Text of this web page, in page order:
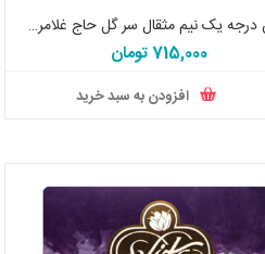
زعفران درجه یک نیم مثقال سر گل حاج غلامرضا عباس زاده اصل
715,000 تومان
افزودن به سبد خرید